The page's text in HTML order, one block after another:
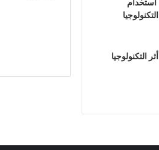
استخدام
التكنولوجيا
أثر التكنولوجيا